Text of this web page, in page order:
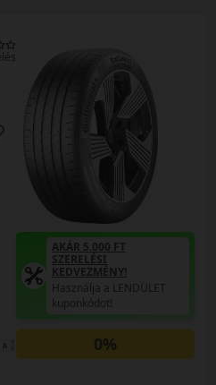
AKÁR 5.000 FT
SZERELÉSI
KEDVEZMÉNY!
Használja a LENDÜLET
kuponkódot!
0%